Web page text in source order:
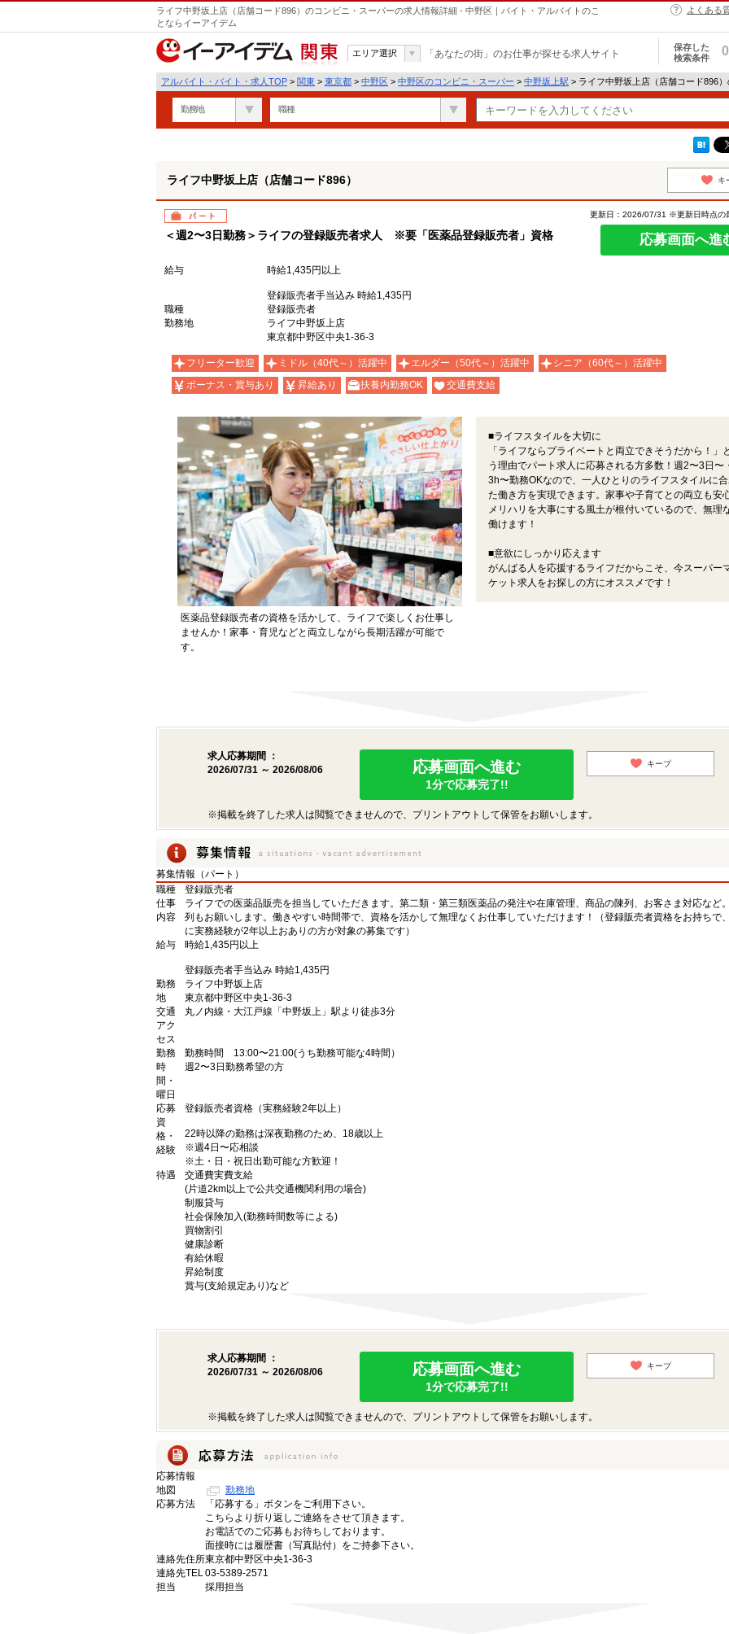
ライフ中野坂上店（店舗コード896）のコンビニ・スーパーの求人情報詳細 - 中野区｜バイト・アルバイトのこ
とならイーアイデム
よくある
関東
エリア選択 「あなたの街」のお仕事が探せる求人サイト
保存した
検索条件
0
アルバイト・バイト・求人TOP > 関東 > 東京都 > 中野区 > 中野区のコンビニ・スーパー > 中野坂上駅 > ライフ中野坂上店（店舗コード896
勤務地 職種
ライフ中野坂上店（店舗コード896） キ
パート
＜週2〜3日勤務＞ライフの登録販売者求人 ※要「医薬品登録販売者」資格
更新日：2026/07/31 ※更新日時点の
応募画面へ進
給与 時給1,435円以上
登録販売者手当込み 時給1,435円
職種
登録販売者
勤務地
ライフ中野坂上店
東京都中野区中央1-36-3
フリーター歓迎 ミドル（40代～）活躍中 エルダー（50代～）活躍中
シニア（60代～）活躍中
ボーナス・賞与あり
昇給あり 扶養内勤務OK 交通費支給
医薬品登録販売者の資格を活かして、ライフで楽しくお仕事し
ませんか！家事・育児などと両立しながら長期活躍が可能で
す。
■ライフスタイルを大切に
「ライフならプライベートと両立できそうだから！」
う理由でパート求人に応募される方多数！週2〜3日〜
3h〜勤務OKなので、一人ひとりのライフスタイルに
た働き方を実現できます。家事や子育てとの両立も安
メリハリを大事にする風土が根付いているので、無理
働けます！
■意欲にしっかり応えます
がんばる人を応援するライフだからこそ、今スーパー
ケット求人をお探しの方にオススメです！
求人応募期間 ：
2026/07/31 ～ 2026/08/06
応募画面へ進む
1分で応募完了!!
キープ
※掲載を終了した求人は閲覧できませんので、プリントアウトして保管をお願いします。
募集情報（パート）
職種
登録販売者
仕事
内容
ライフでの医薬品販売を担当していただきます。第二類・第三類医薬品の発注や在庫管理、商品の陳列、お客さま対応など
列もお願いします。働きやすい時間帯で、資格を活かして無理なくお仕事していただけます！（登録販売者資格をお持ちで
に実務経験が2年以上おありの方が対象の募集です）
給与
時給1,435円以上
登録販売者手当込み 時給1,435円
勤務
地
ライフ中野坂上店
東京都中野区中央1-36-3
交通
アク
セス
丸ノ内線・大江戸線「中野坂上」駅より徒歩3分
勤務
時
間・
曜日
勤務時間 13:00〜21:00(うち勤務可能な4時間）
週2〜3日勤務希望の方
応募
資
格・
経験
登録販売者資格（実務経験2年以上）
22時以降の勤務は深夜勤務のため、18歳以上
※週4日〜応相談
※土・日・祝日出勤可能な方歓迎！
待遇
交通費実費支給
(片道2km以上で公共交通機関利用の場合)
制服貸与
社会保険加入(勤務時間数等による)
買物割引
健康診断
有給休暇
昇給制度
賞与(支給規定あり)など
求人応募期間 ：
2026/07/31 ～ 2026/08/06
応募画面へ進む
1分で応募完了!!
キープ
※掲載を終了した求人は閲覧できませんので、プリントアウトして保管をお願いします。
応募情報
地図
勤務地
応募方法
「応募する」ボタンをご利用下さい。
こちらより折り返しご連絡をさせて頂きます。
お電話でのご応募もお待ちしております。
面接時には履歴書（写真貼付）をご持参下さい。
連絡先住所東京都中野区中央1-36-3
連絡先TEL03-5389-2571
担当
採用担当